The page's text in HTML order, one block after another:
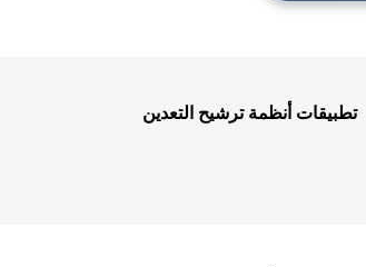
تطبيقات أنظمة ترشيح التعدين